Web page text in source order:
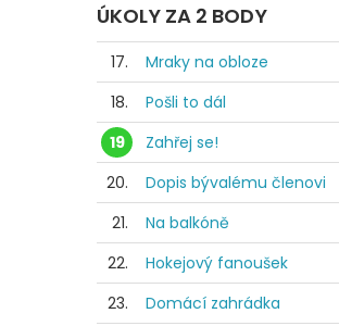
ÚKOLY ZA 2 BODY
17.
Mraky na obloze
18.
Pošli to dál
19
Zahřej se!
20.
Dopis bývalému členovi
21.
Na balkóně
22.
Hokejový fanoušek
23.
Domácí zahrádka